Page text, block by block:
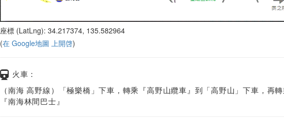
座標 (LatLng): 34.217374, 135.582964
(在 Google地圖 上開啓)
火車：
（南海 高野線）「極樂橋」下車，轉乘『高野山纜車』到「高野山」下車，再
『南海林間巴士』